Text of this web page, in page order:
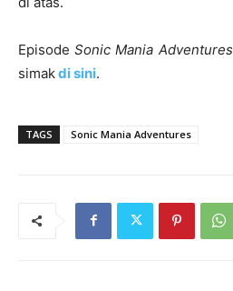
EpisodeSonic Mania Adventures
simakdi sini.
TAGS Sonic Mania Adventures